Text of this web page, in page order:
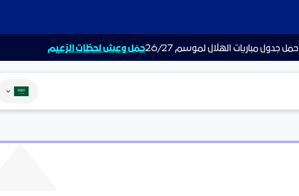
حمل جدول مباريات الهلال لموسم 26/27 حمّل وعش لحظات الزعيم
تغيير اللغة